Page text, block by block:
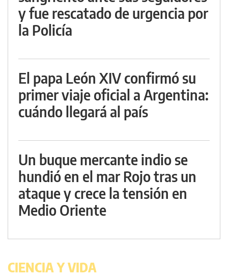
y fue rescatado de urgencia por
la Policía
El papa León XIV confirmó su
primer viaje oficial a Argentina:
cuándo llegará al país
Un buque mercante indio se
hundió en el mar Rojo tras un
ataque y crece la tensión en
Medio Oriente
CIENCIA Y VIDA